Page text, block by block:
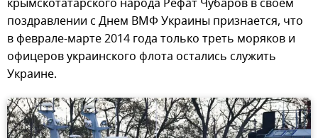
крымскотатарского народа Рефат Чубаров в своем
поздравлении с Днем ВМФ Украины признается, что
в феврале-марте 2014 года только треть моряков и
офицеров украинского флота остались служить
Украине.